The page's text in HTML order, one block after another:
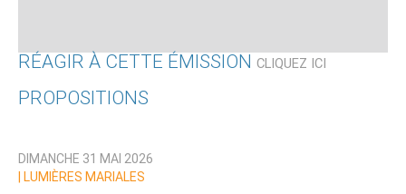
RÉAGIR À CETTE ÉMISSION CLIQUEZ ICI
Nom
PROPOSITIONS
DIMANCHE 31 MAI 2026
LUMIÈRES MARIALES